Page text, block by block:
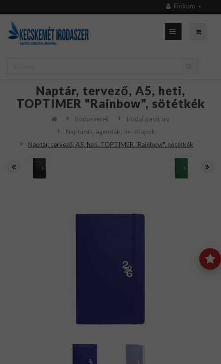
Fiókom
Naptár, tervező, A5, heti,
TOPTIMER "Rainbow", sötétkék
Irodaszerek
Irodai papíráru
Naptárak, agendák, betétlapok
Naptár, tervező, A5, heti, TOPTIMER "Rainbow", sötétkék